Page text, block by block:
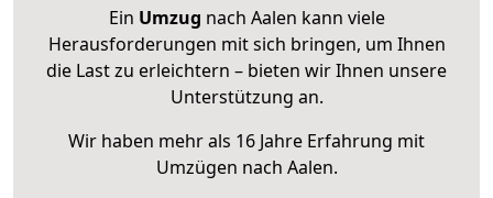
Ein Umzug nach Aalen kann viele
Herausforderungen mit sich bringen, um Ihnen
die Last zu erleichtern – bieten wir Ihnen unsere
Unterstützung an.
Wir haben mehr als 16 Jahre Erfahrung mit
Umzügen nach Aalen.